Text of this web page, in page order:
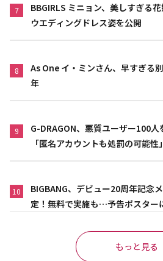
7
BBGIRLS ミニョン、美しすぎる
ウエディングドレス姿を公開
8
As One イ・ミンさん、早すぎる
年
9
G-DRAGON、悪質ユーザー100
「匿名アカウントも処罰の可能性」
10
BIGBANG、デビュー20周年記念
定！無料で実施も…予告ポスター
もっと見る